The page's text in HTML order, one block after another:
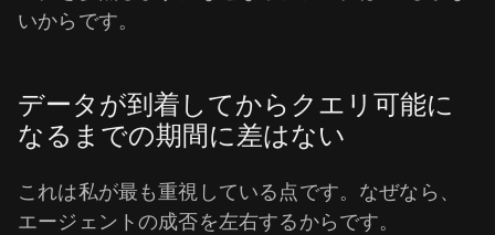
いからです。
データが到着してからクエリ可能に
なるまでの期間に差はない
これは私が最も重視している点です。なぜなら、
エージェントの成否を左右するからです。